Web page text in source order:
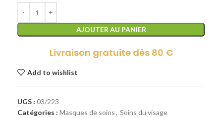
AJOUTER AU PANIER
Livraison gratuite dès 80 €
Add to wishlist
UGS : 03/223
Catégories : Masques de soins, Soins du visage